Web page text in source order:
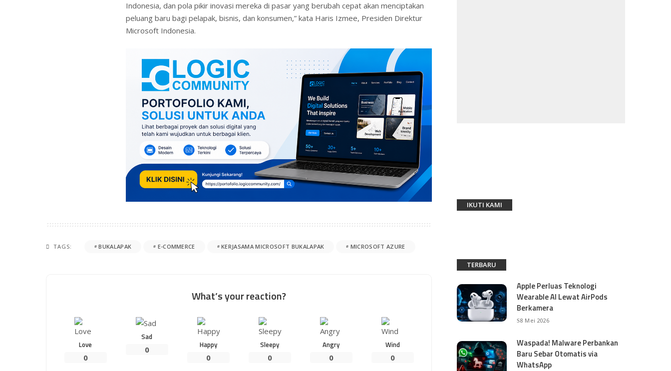
Indonesia, dan pola pikir inovasi mereka di pasar yang berubah cepat akan menciptakan
peluang baru bagi pelapak, bisnis, dan konsumen,” kata Haris Izmee, Presiden Direktur
Microsoft Indonesia.
TAGS: BUKALAPAK E-COMMERCE KERJASAMA MICROSOFT BUKALAPAK MICROSOFT AZURE
What’s your reaction?
Love
0
Sad
0
Happy
0
Sleepy
0
Angry
0
Wind
0
IKUTI KAMI
TERBARU
Apple Perluas Teknologi
Wearable AI Lewat AirPods
Berkamera
8 Mei 2026
Waspada! Malware Perbankan
Baru Sebar Otomatis via
WhatsApp